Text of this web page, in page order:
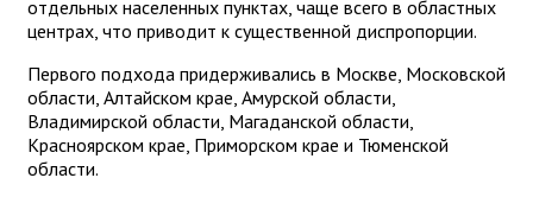
отдельных населенных пунктах, чаще всего в областных
центрах, что приводит к существенной диспропорции.
Первого подхода придерживались в Москве, Московской
области, Алтайском крае, Амурской области,
Владимирской области, Магаданской области,
Красноярском крае, Приморском крае и Тюменской
области.